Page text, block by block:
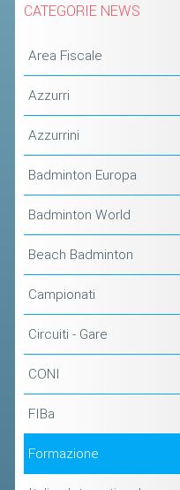
CATEGORIE NEWS
Area Fiscale
Azzurri
Azzurrini
Badminton Europa
Badminton World
Beach Badminton
Campionati
Circuiti - Gare
CONI
FIBa
Formazione